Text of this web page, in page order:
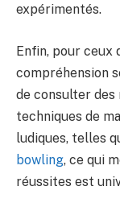
expérimentés.
Enfin, pour
compréhension
de consulter
techniques de
ludiques, telles
bowling, ce qui
réussites est